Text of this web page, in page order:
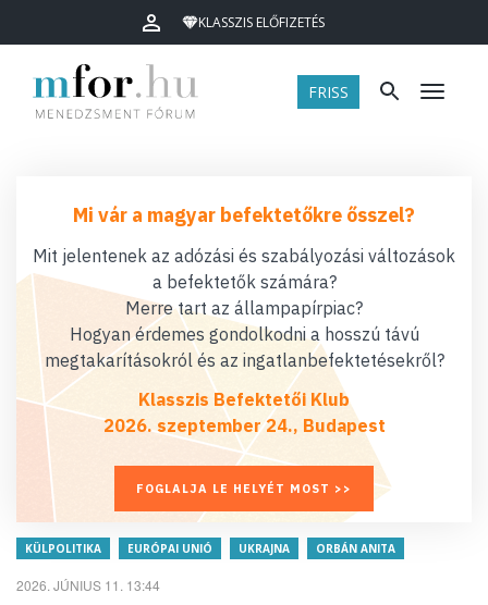
KLASSZIS ELŐFIZETÉS
FRISS Menü
Mi vár a magyar befektetőkre ősszel?
Mit jelentenek az adózási és szabályozási változások
a befektetők számára?
Merre tart az állampapírpiac?
Hogyan érdemes gondolkodni a hosszú távú
megtakarításokról és az ingatlanbefektetésekről?
Klasszis Befektetői Klub
2026. szeptember 24., Budapest
FOGLALJA LE HELYÉT MOST >>
KÜLPOLITIKA EURÓPAI UNIÓ UKRAJNA ORBÁN ANITA
2026. JÚNIUS 11. 13:44